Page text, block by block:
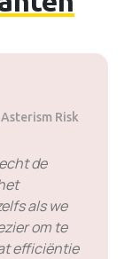
Risk
de
als we
om te
efficiëntie